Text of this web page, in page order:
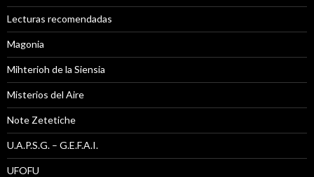
Lecturas recomendadas
Magonia
Mihterioh de la Siensia
Misterios del Aire
Note Zetetiche
U.A.P.S.G. – G.E.F.A.I.
UFOFU